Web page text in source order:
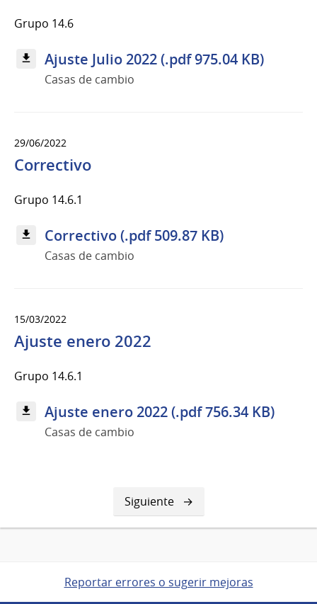
Grupo 14.6
Ajuste Julio 2022 (.pdf 975.04 KB)
Casas de cambio
29/06/2022
Correctivo
Grupo 14.6.1
Correctivo (.pdf 509.87 KB)
Casas de cambio
15/03/2022
Ajuste enero 2022
Grupo 14.6.1
Ajuste enero 2022 (.pdf 756.34 KB)
Casas de cambio
Siguiente
página
Siguiente
Reportar errores o sugerir mejoras